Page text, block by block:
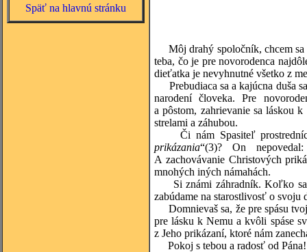
Späť na hlavnú stránku
Môj drahý spoločník, chcem sa
teba, čo je pre novorodenca
dieťatka je nevyhnutné všetko z
Prebudiaca sa a kajúcna duša
narodení človeka. Pre
a pôstom, zahrievanie sa láskou
strelami a záhubou.
Či nám Spasiteľ
prikázania“(3)? On nepovedal:
A zachovávanie Christových
mnohých iných námahách.
Si známi záhradník. Koľko sa
zabúdame na starostlivosť o svoju
Domnievaš sa, že pre spásu
pre lásku k Nemu a kvôli spáse
z Jeho prikázaní, ktoré nám
Pokoj s tebou a radosť od Pána!